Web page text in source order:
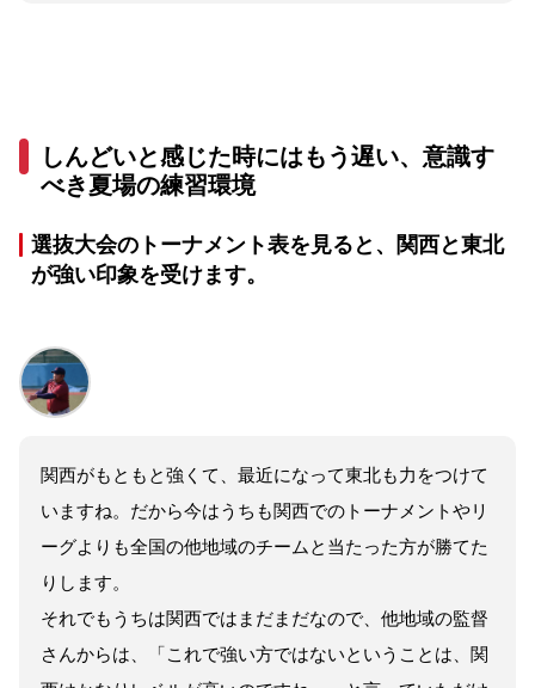
しんどいと感じた時にはもう遅い、意識す
べき夏場の練習環境
選抜大会のトーナメント表を見ると、関西と東北
が強い印象を受けます。
関西がもともと強くて、最近になって東北も力をつけて
いますね。だから今はうちも関西でのトーナメントやリ
ーグよりも全国の他地域のチームと当たった方が勝てた
りします。
それでもうちは関西ではまだまだなので、他地域の監督
さんからは、「これで強い方ではないということは、関